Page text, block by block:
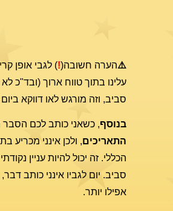
⚠️הערה חשובה(!) לגבי אופן
עלינו בתוך טווח ארוך (ובד"כ
סביב, וזה מורגש לאו דווקא
בנוסף, כשאני כותב לכם הסבר תחת שני תאריכים (כמו למשל
התאריכים
הכללי. זה יכול להיות עניין
סביב. יום לגביו אינני כותב
אפילו יותר.